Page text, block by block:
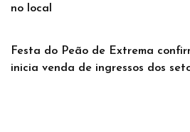
no local
Festa do Peão de Extrema
inicia venda de ingressos dos